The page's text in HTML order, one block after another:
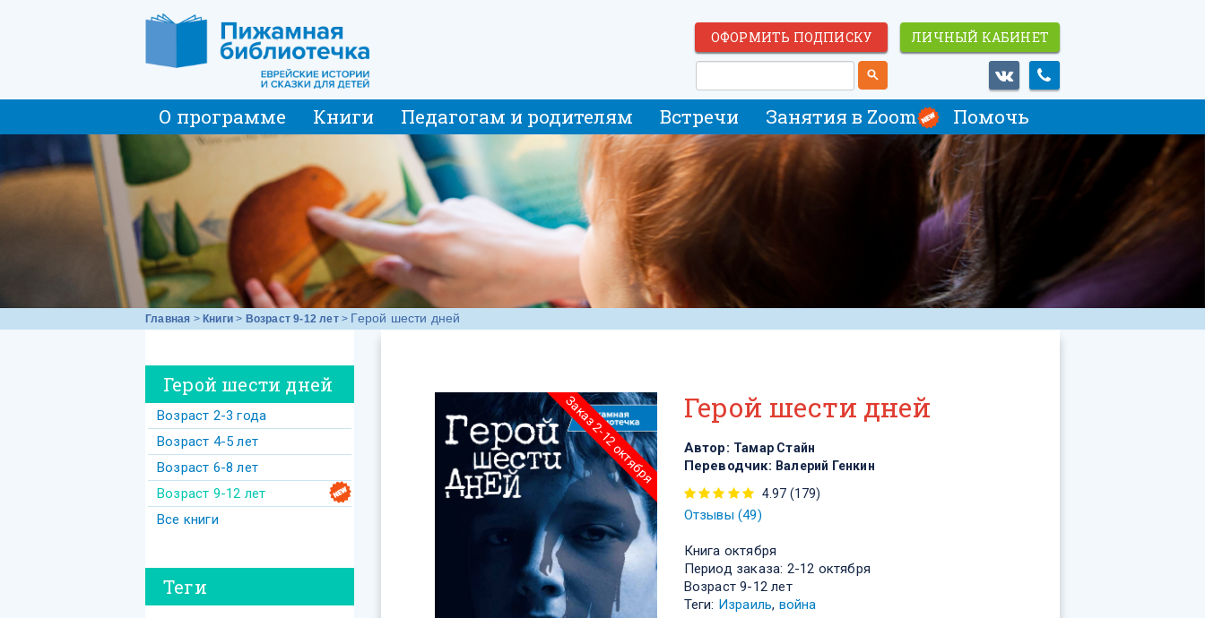
ОФОРМИТЬ ПОДПИСКУ ЛИЧНЫЙ КАБИНЕТ
О программе Книги Педагогам и родителям Встречи Занятия в Zoom Помочь
Главная > Книги > Возраст 9-12 лет> Герой шести дней
Заказ 2-12 октября Герой шести дней
Автор: Тамар Стайн
Переводчик: Валерий Генкин
4.97 (179)
Отзывы (49)
Книга октября
Период заказа: 2-12 октября
Возраст 9-12 лет
Теги: Израиль, война
Герой шести дней
Возраст 2-3 года
Возраст 4-5 лет
Возраст 6-8 лет
Возраст 9-12 лет
Все книги
Теги